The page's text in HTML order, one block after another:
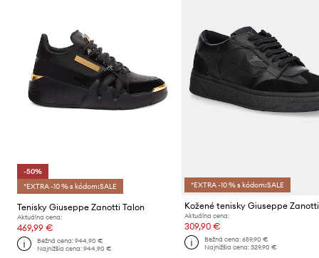
-50%
*EXTRA -10 % s kódom:SALE
Tenisky Giuseppe Zanotti Talon
Aktuálna cena:
469,99 €
Bežná cena:944,90 €
Najnižšia cena:944,90 €
*EXTRA -10 % s kódom:SALE
Aktuálna cena:
309,90 €
Bežná cena: 659,90 €
Najnižšia cena: 329,90 €